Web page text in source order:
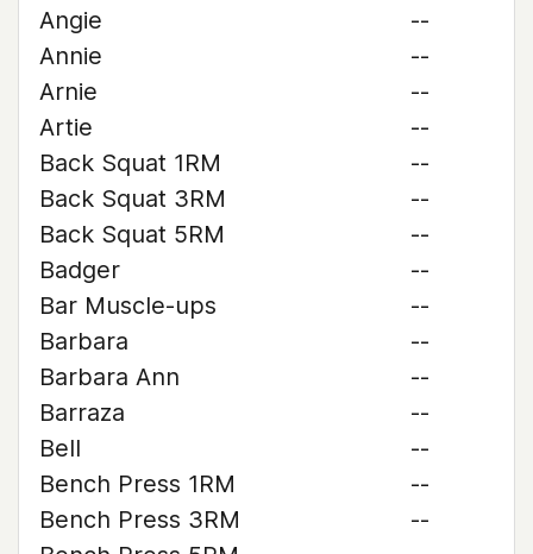
Angie
--
Annie
--
Arnie
--
Artie
--
Back Squat 1RM
--
Back Squat 3RM
--
Back Squat 5RM
--
Badger
--
Bar Muscle-ups
--
Barbara
--
Barbara Ann
--
Barraza
--
Bell
--
Bench Press 1RM
--
Bench Press 3RM
--